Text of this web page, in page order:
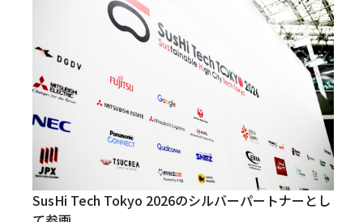
SusHi Tech Tokyo 2026のシルバーパートナーとし